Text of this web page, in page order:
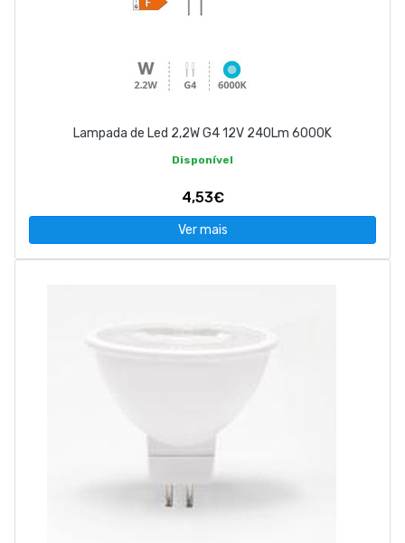
Lampada de Led 2,2W G4 12V 240Lm 6000K
Disponível
4,53€
Ver mais